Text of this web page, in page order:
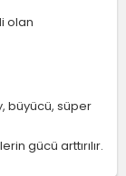
olan
büyücü, süper
gücü arttırılır.